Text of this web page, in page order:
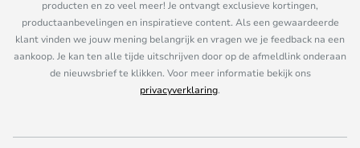
producten en zo veel meer! Je ontvangt exclusieve kortingen,
productaanbevelingen en inspiratieve content. Als een gewaardeerde
klant vinden we jouw mening belangrijk en vragen we je feedback na een
aankoop. Je kan ten alle tijde uitschrijven door op de afmeldlink onderaan
de nieuwsbrief te klikken. Voor meer informatie bekijk ons
privacyverklaring.